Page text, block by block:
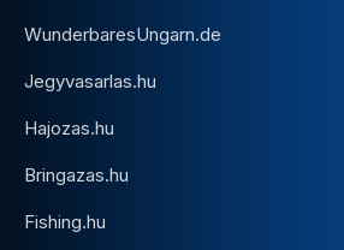
WunderbaresUngarn.de
Jegyvasarlas.hu
Hajozas.hu
Bringazas.hu
Fishing.hu